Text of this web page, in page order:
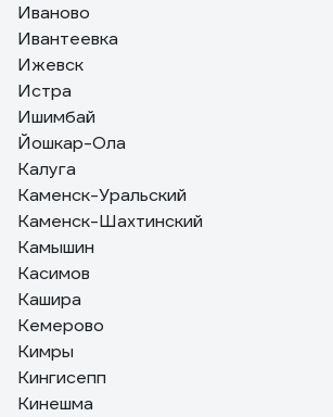
Иваново
Ивантеевка
Ижевск
Истра
Ишимбай
Йошкар-Ола
Калуга
Каменск-Уральский
Каменск-Шахтинский
Камышин
Касимов
Кашира
Кемерово
Кимры
Кингисепп
Кинешма